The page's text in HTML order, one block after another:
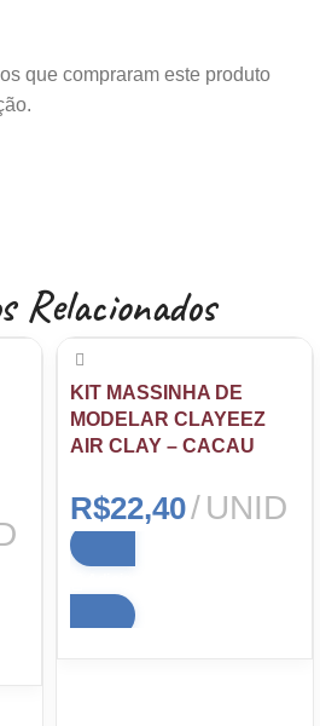
que compraram este produto
Relacionados
KIT MASSINHA DE
MODELAR CLAYEEZ
AIR CLAY – CACAU
R$22,40 UNID